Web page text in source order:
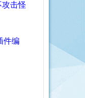
攻击怪
件编